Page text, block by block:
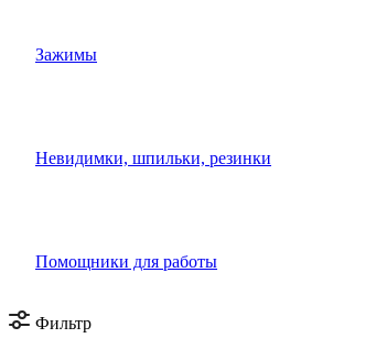
Зажимы
Невидимки, шпильки, резинки
Помощники для работы
Фильтр